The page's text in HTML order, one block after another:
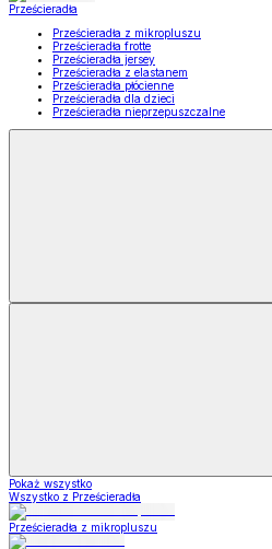
Prześcieradła
Prześcieradła z mikropluszu
Prześcieradła frotte
Prześcieradła jersey
Prześcieradła z elastanem
Prześcieradła płócienne
Prześcieradła dla dzieci
Prześcieradła nieprzepuszczalne
Pokaż wszystko
Wszystko z Prześcieradła
Prześcieradła z mikropluszu